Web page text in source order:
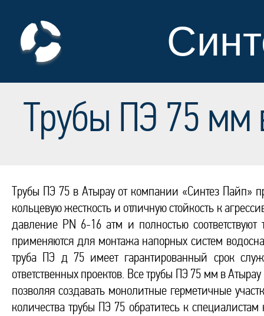
Трубы ПЭ 75 мм
Трубы ПЭ 75 в Атырау от компании «Синтез Пайп»
кольцевую жесткость и отличную стойкость к
давление PN 6-16 атм и полностью
применяются для монтажа напорных систем
труба ПЭ д 75 имеет гарантированный срок
ответственных проектов. Все трубы ПЭ 75 мм в
позволяя создавать монолитные герметичные
количества трубы ПЭ 75 обратитесь к